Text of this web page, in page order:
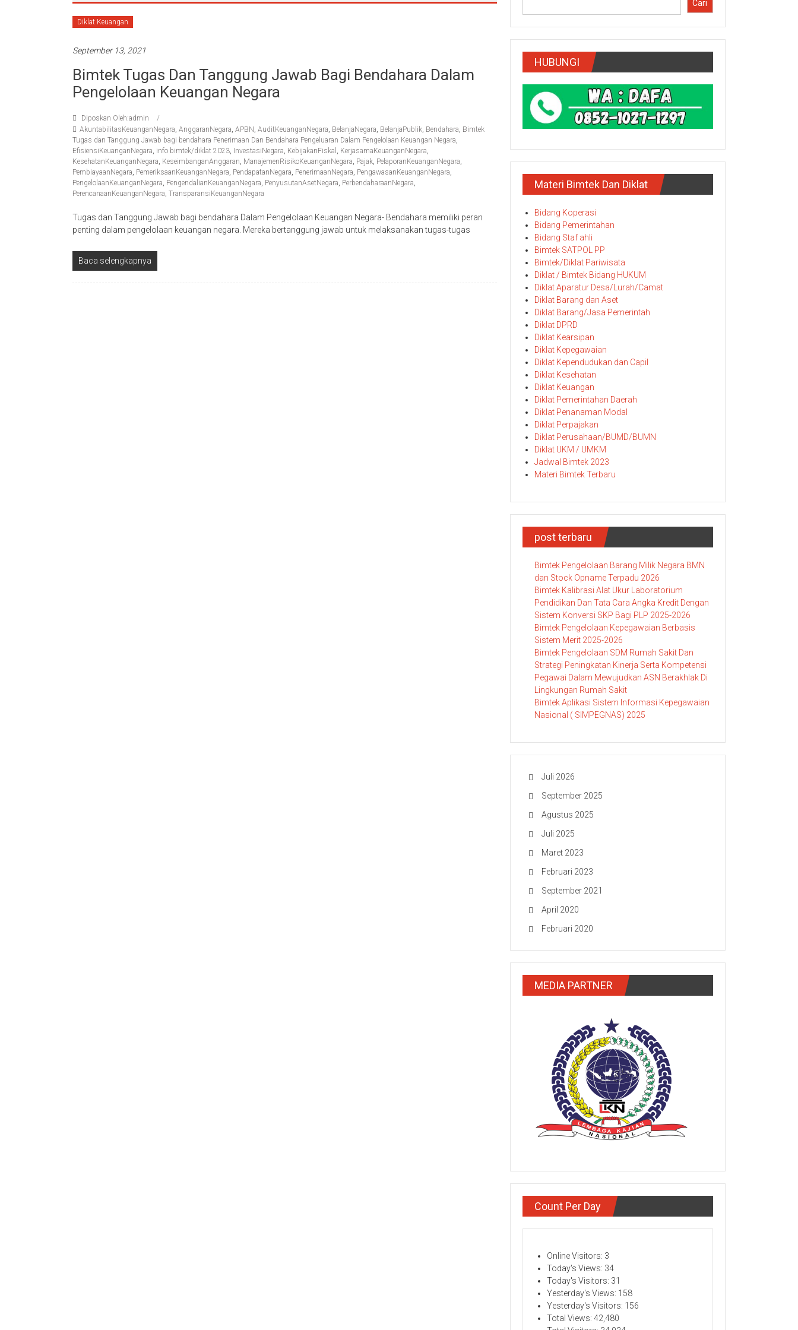
Diklat Keuangan
September 13, 2021
Bimtek Tugas Dan Tanggung Jawab Bagi Bendahara Dalam
Pengelolaan Keuangan Negara
Diposkan Oleh:admin
AkuntabilitasKeuanganNegara, AnggaranNegara, APBN , AuditKeuanganNegara, BelanjaNegara, BelanjaPublik, Bendahara, Bimtek
Tugas dan Tanggung Jawab bagi bendahara Penerimaan Dan Bendahara Pengeluaran Dalam Pengelolaan Keuangan Negara,
EfisiensiKeuanganNegara, info bimtek/diklat 2023, InvestasiNegara, KebijakanFiskal , KerjasamaKeuanganNegara,
KesehatanKeuanganNegara, KeseimbanganAnggaran, ManajemenRisikoKeuanganNegara, Pajak, PelaporanKeuanganNegara,
PembiayaanNegara, PemeriksaanKeuanganNegara, PendapatanNegara, PenerimaanNegara, PengawasanKeuanganNegara,
PengelolaanKeuanganNegara, PengendalianKeuanganNegara, PenyusutanAsetNegara, PerbendaharaanNegara,
PerencanaanKeuanganNegara, TransparansiKeuanganNegara
Tugas dan Tanggung Jawab bagi bendahara Dalam Pengelolaan Keuangan Negara- Bendahara memiliki peran
penting dalam pengelolaan keuangan negara. Mereka bertanggung jawab untuk melaksanakan tugas-tugas
Baca selengkapnya
Cari
HUBUNGI
Materi Bimtek Dan Diklat
Bidang Koperasi
Bidang Pemerintahan
Bidang Staf ahli
Bimtek SATPOL PP
Bimtek/Diklat Pariwisata
Diklat / Bimtek Bidang HUKUM
Diklat Aparatur Desa/Lurah/Camat
Diklat Barang dan Aset
Diklat Barang/Jasa Pemerintah
Diklat DPRD
Diklat Kearsipan
Diklat Kepegawaian
Diklat Kependudukan dan Capil
Diklat Kesehatan
Diklat Keuangan
Diklat Pemerintahan Daerah
Diklat Penanaman Modal
Diklat Perpajakan
Diklat Perusahaan/BUMD/BUMN
Diklat UKM / UMKM
Jadwal Bimtek 2023
Materi Bimtek Terbaru
post terbaru
Bimtek Pengelolaan Barang Milik Negara BMN
dan Stock Opname Terpadu 2026
Bimtek Kalibrasi Alat Ukur Laboratorium
Pendidikan Dan Tata Cara Angka Kredit Dengan
Sistem Konversi SKP Bagi PLP 2025-2026
Bimtek Pengelolaan Kepegawaian Berbasis
Sistem Merit 2025-2026
Bimtek Pengelolaan SDM Rumah Sakit Dan
Strategi Peningkatan Kinerja Serta Kompetensi
Pegawai Dalam Mewujudkan ASN Berakhlak Di
Lingkungan Rumah Sakit
Bimtek Aplikasi Sistem Informasi Kepegawaian
Nasional ( SIMPEGNAS) 2025
Juli 2026
September 2025
Agustus 2025
Juli 2025
Maret 2023
Februari 2023
September 2021
April 2020
Februari 2020
MEDIA PARTNER
Count Per Day
Online Visitors: 3
Today's Views: 34
Today's Visitors: 31
Yesterday's Views: 158
Yesterday's Visitors: 156
Total Views: 42,480